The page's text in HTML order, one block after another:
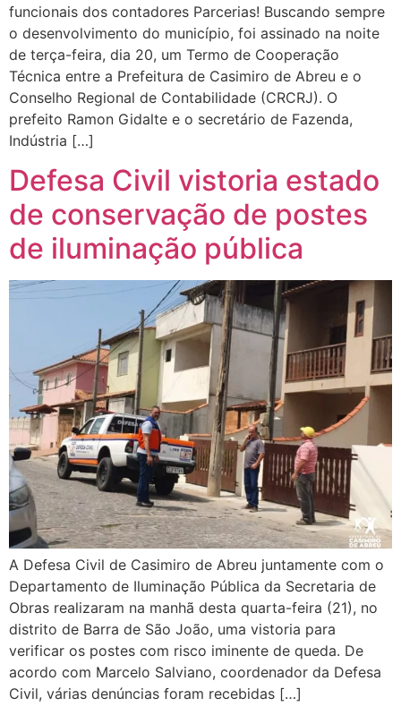
funcionais dos contadores Parcerias! Buscando sempre
o desenvolvimento do município, foi assinado na noite
de terça-feira, dia 20, um Termo de Cooperação
Técnica entre a Prefeitura de Casimiro de Abreu e o
Conselho Regional de Contabilidade (CRCRJ). O
prefeito Ramon Gidalte e o secretário de Fazenda,
Indústria […]
Defesa Civil vistoria estado
de conservação de postes
de iluminação pública
A Defesa Civil de Casimiro de Abreu juntamente com o
Departamento de Iluminação Pública da Secretaria de
Obras realizaram na manhã desta quarta-feira (21), no
distrito de Barra de São João, uma vistoria para
verificar os postes com risco iminente de queda. De
acordo com Marcelo Salviano, coordenador da Defesa
Civil, várias denúncias foram recebidas […]